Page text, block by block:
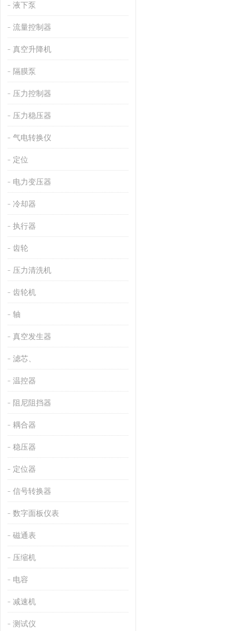
液下泵
流量控制器
真空升降机
隔膜泵
压力控制器
压力稳压器
气电转换仪
定位
电力变压器
冷却器
执行器
齿轮
压力清洗机
齿轮机
轴
真空发生器
滤芯、
温控器
阻尼阻挡器
耦合器
稳压器
定位器
信号转换器
数字面板仪表
磁通表
压缩机
电容
减速机
测试仪